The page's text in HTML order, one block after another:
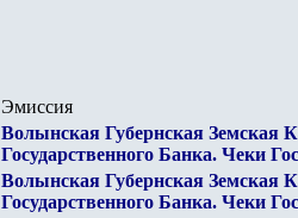
Эмиссия
Волынская Губернская Земская
Государственного Банка. Чеки
Волынская Губернская Земская
Государственного Банка. Чеки